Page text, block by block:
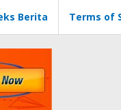
Berita Terms of